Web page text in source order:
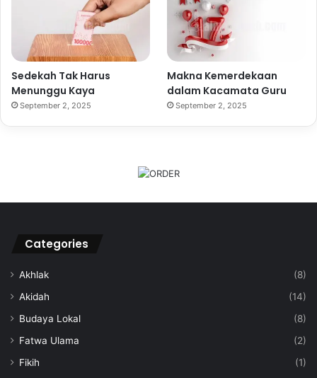
Sedekah Tak Harus
Menunggu Kaya
September 2, 2025
Makna Kemerdekaan
dalam Kacamata Guru
September 2, 2025
Categories
Akhlak
(8)
Akidah
(14)
Budaya Lokal
(8)
Fatwa Ulama
(2)
Fikih
(1)